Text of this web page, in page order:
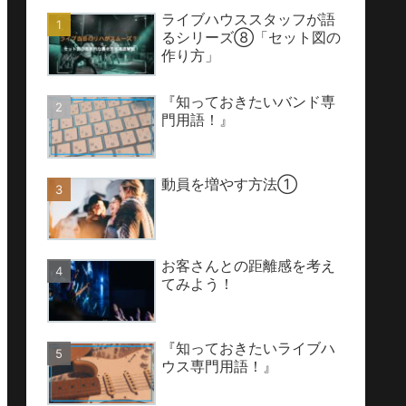
ライブハウススタッフが語
るシリーズ⑧「セット図の
作り方」
『知っておきたいバンド専
門用語！』
動員を増やす方法①
お客さんとの距離感を考え
てみよう！
『知っておきたいライブハ
ウス専門用語！』